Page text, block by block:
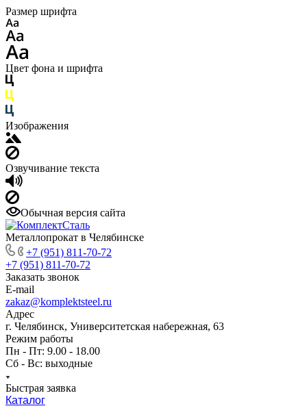
Размер шрифта
Цвет фона и шрифта
Изображения
Озвучивание текста
Обычная версия сайта
Металлопрокат в Челябинске
+7 (951) 811-70-72
+7 (951) 811-70-72
Заказать звонок
E-mail
zakaz@komplektsteel.ru
Адрес
г. Челябинск, Университетская набережная, 63
Режим работы
Пн - Пт: 9.00 - 18.00
Сб - Вс: выходные
Быстрая заявка
Каталог